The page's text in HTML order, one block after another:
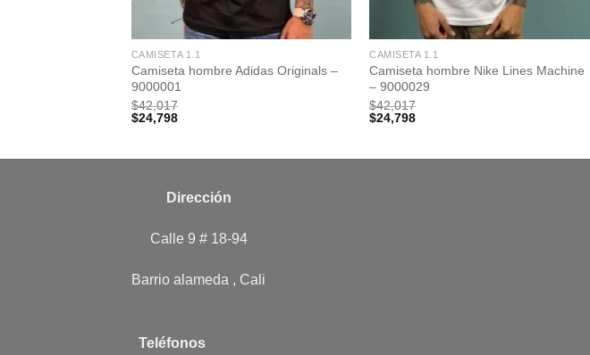
CAMISETA 1.1
Camiseta hombre Adidas Originals –
9000001
$42,017
$24,798
CAMISETA 1.1
Camiseta hombre Nike Lines Machine
– 9000029
$42,017
$24,798
Dirección
Calle 9 # 18-94
Barrio alameda , Cali
Teléfonos